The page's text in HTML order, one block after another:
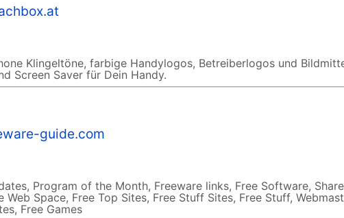
Klingeltöne, farbige Handylogos, Betreiberlogos und
Screen Saver für Dein Handy.
guide.com
Program of the Month, Freeware links, Free Software,
Web Space, Free Top Sites, Free Stuff Sites, Free Stuff,
Free Games